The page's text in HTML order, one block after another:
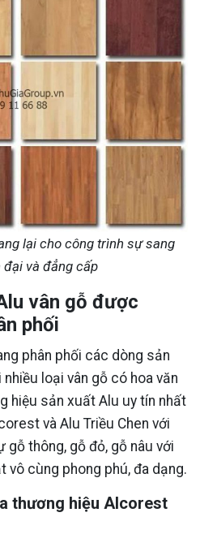
lại cho công trình sự sang
đại và đẳng cấp
vân gỗ được
phối
phân phối các dòng sản
loại vân gỗ có hoa văn
hiệu sản xuất Alu uy tín nhất
và Alu Triều Chen với
thông, gỗ đỏ, gỗ nâu với
vô cùng phong phú, đa dạng.
thương hiệu Alcorest